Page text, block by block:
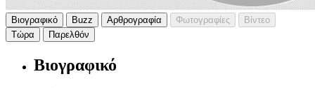
Βιογραφικό Buzz Αρθρογραφία Φωτογραφίες
Βίντεο
Τώρα
Παρελθόν
Βιογραφικό